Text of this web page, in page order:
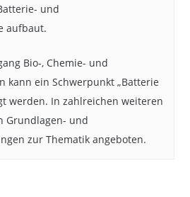
und
aufbaut.
Bio-, Chemie- und
kann ein Schwerpunkt „Batterie
werden. In zahlreichen weiteren
Grundlagen- und
zur Thematik angeboten.